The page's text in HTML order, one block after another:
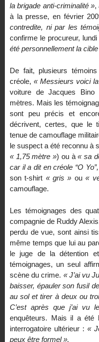
la brigade anti-criminalité »,
à la presse, en février
contredite, ni par les
confirme le procureur,
été personnellement la
De fait, plusieurs
créole, « Messieurs voici
voiture de Jacques
mètres. Mais les
sont peu précis et
décrivent, certes, que le
tenue de camouflage
le suspect a été reconnu à
« 1,75 mètre ») ou à« sa
car il a dit en créole “O
son t-shirt « gris » ou«
camouflage.
Les témoignages des
compagnie de Ruddy
perdu de vue, sont ainsi
même temps que lui au
le juge de la détention
témoignages, un seul
scène du crime. « J’ai vu
baisser, épauler son fusil
au sol et tirer à deux ou
C’est après que j’ai vu
enquêteurs. Mais il a été
interrogatoire ultérieur :«
peux être formel ».